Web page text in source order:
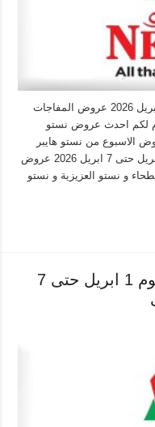
عروض نستو الرياض اليوم 1 ابريل حتى 7 ابريل 2026 عروض المفاجات
لكم احدث عروض نستو
الاسبوع من نستو هايبر
ماركت عروض نستو الرياض سارية من 1 ابريل حتى 7 ابريل 2026 عروض
و نستو العزيزية و نستو
عروض نستو الخبر الجبيل اليوم 1 ابريل حتى 7